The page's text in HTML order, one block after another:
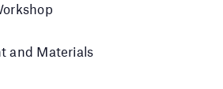
and Materials